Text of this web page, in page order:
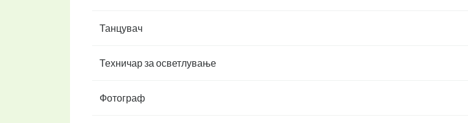
Танцувач
Техничар за осветлување
Фотограф